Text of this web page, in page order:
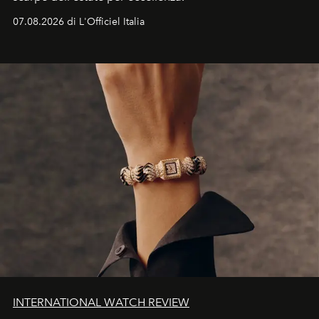
07.08.2026 di L'Officiel Italia
INTERNATIONAL WATCH REVIEW